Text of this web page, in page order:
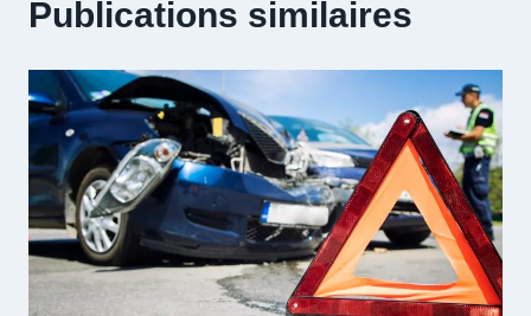
Publications similaires